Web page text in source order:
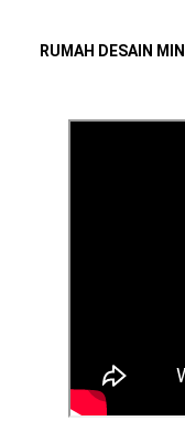
RUMAH DESAIN